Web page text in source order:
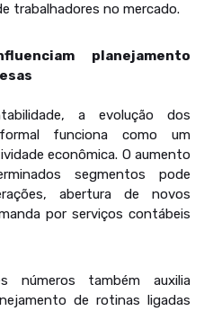
trabalhadores no mercado.
planejamento
a evolução dos
funciona como um
econômica. O aumento
segmentos pode
abertura de novos
por serviços contábeis
números também auxilia
de rotinas ligadas